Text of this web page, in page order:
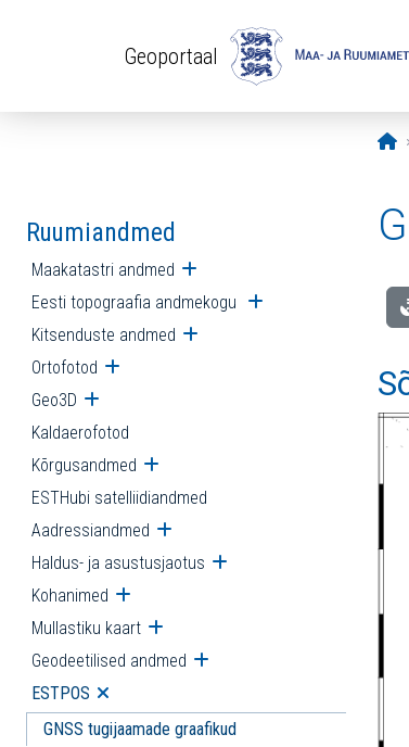
Geoportaal
Ruumiandmed
Maakatastri andmed Ava alammenüü
Eesti topograafia andmekogu Ava alammenüü
Kitsenduste andmed Ava alammenüü
Ortofotod Ava alammenüü
Geo3D Ava alammenüü
Kaldaerofotod
Kõrgusandmed Ava alammenüü
ESTHubi satelliidiandmed
Aadressiandmed Ava alammenüü
Haldus- ja asustusjaotus Ava alammenüü
Kohanimed Ava alammenüü
Mullastiku kaart Ava alammenüü
Geodeetilised andmed Ava alammenüü
ESTPOS Ava alammenüü
GNSS tugijaamade graafikud